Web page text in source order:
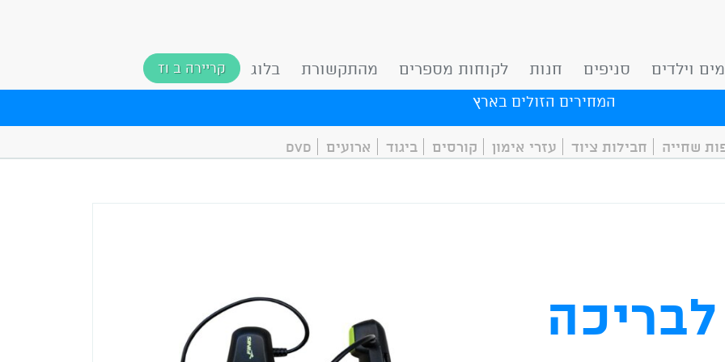
וילדים סניפים חנות לקוחות מספרים מהתקשורת בלוג קריירה ב TI
המחירים הזולים בארץ
שחייה חבילות ציוד עזרי אימון קורסים ביגוד ארועים DVD
לבריכה